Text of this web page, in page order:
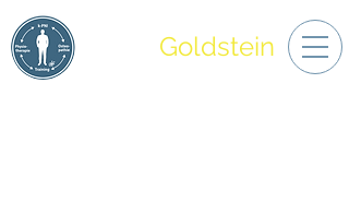
Goldstein